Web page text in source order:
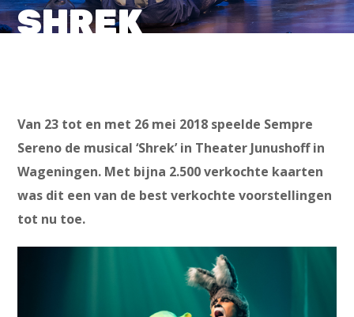
SHREK
Van 23 tot en met 26 mei 2018 speelde Sempre
Sereno de musical ‘Shrek’in Theater Junushoff in
Wageningen. Met bijna 2.500 verkochte kaarten
was dit een van de best verkochte voorstellingen
tot nu toe.